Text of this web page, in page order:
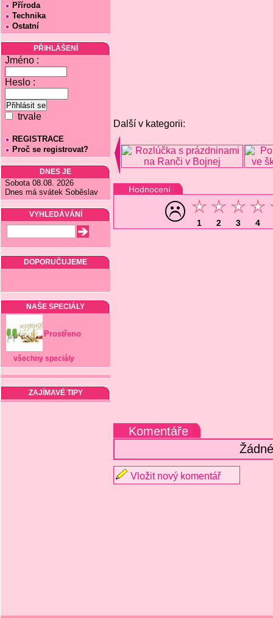
Příroda
Technika
Ostatní
PŘIHLÁŠENÍ
Jméno :
Heslo :
trvale
REGISTRACE
Proč se registrovat?
DNES JE
Sobota 08.08. 2026
Dnes má svátek Soběslav
VYHLEDÁVÁNÍ
DOPORUČUJEME
NAŠE SPECIÁLY
Prostřeno
všechny speciály
ZAJÍMAVÉ TIPY
Další v kategorii:
Hodnocení
1 2 3 4
Komentáře
Vložit nový komentář